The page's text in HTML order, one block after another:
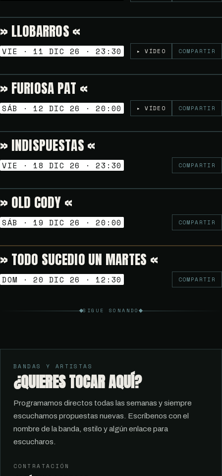
NOCHES GOLFAS
» LLOBARROS «
VIE · 11 DIC 26 · 23:30 ▸ VÍDEO COMPARTIR
TARDEO SESSION
» FURIOSA PAT «
SÁB · 12 DIC 26 · 20:00 ▸ VÍDEO COMPARTIR
NOCHES GOLFAS
» INDISPUESTAS «
VIE · 18 DIC 26 · 23:30 COMPARTIR
TARDEO SESSION
» OLD CODY «
SÁB · 19 DIC 26 · 20:00 COMPARTIR
VERMUT SESSION
» TODO SUCEDIO UN MARTES «
DOM · 20 DIC 26 · 12:30 COMPARTIR
SIGUE SONANDO
BANDAS Y ARTISTAS
¿QUIERES TOCAR AQUÍ?
Programamos directos todas las semanas y siempre
escuchamos propuestas nuevas. Escríbenos con el
nombre de la banda, estilo y algún enlace para
escucharos.
CONTRATACIÓN